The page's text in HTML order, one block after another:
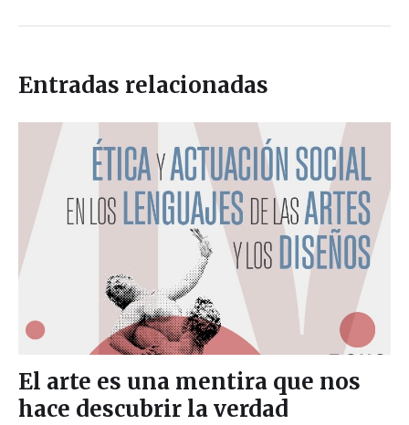
Entradas relacionadas
El arte es una mentira que nos
hace descubrir la verdad